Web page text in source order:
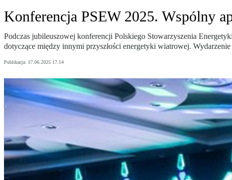
Konferencja PSEW 2025. Wspólny
Podczas jubileuszowej konferencji Polskiego Stowarzyszenia
dotyczące między innymi przyszłości energetyki wiatrowej.
Publikacja: 17.06.2025 17:14